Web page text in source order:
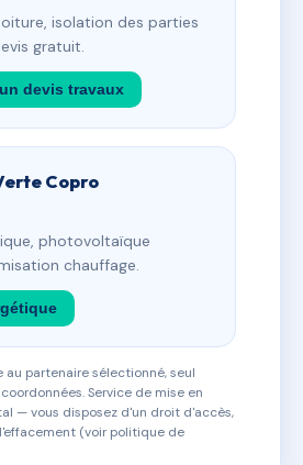
isolation des parties
gratuit.
devis travaux
Copro
photovoltaïque
chauffage.
au partenaire sélectionné, seul
Service de mise en
— vous disposez d'un droit d'accès,
(voir politique de